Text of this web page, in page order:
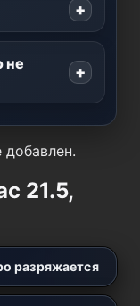
не
добавлен.
21.5,
разряжается